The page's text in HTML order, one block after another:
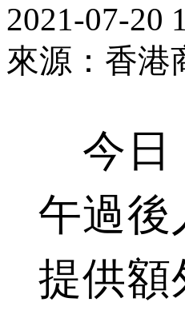
2021-07-20
來源：香港
今日
午過後
提供額